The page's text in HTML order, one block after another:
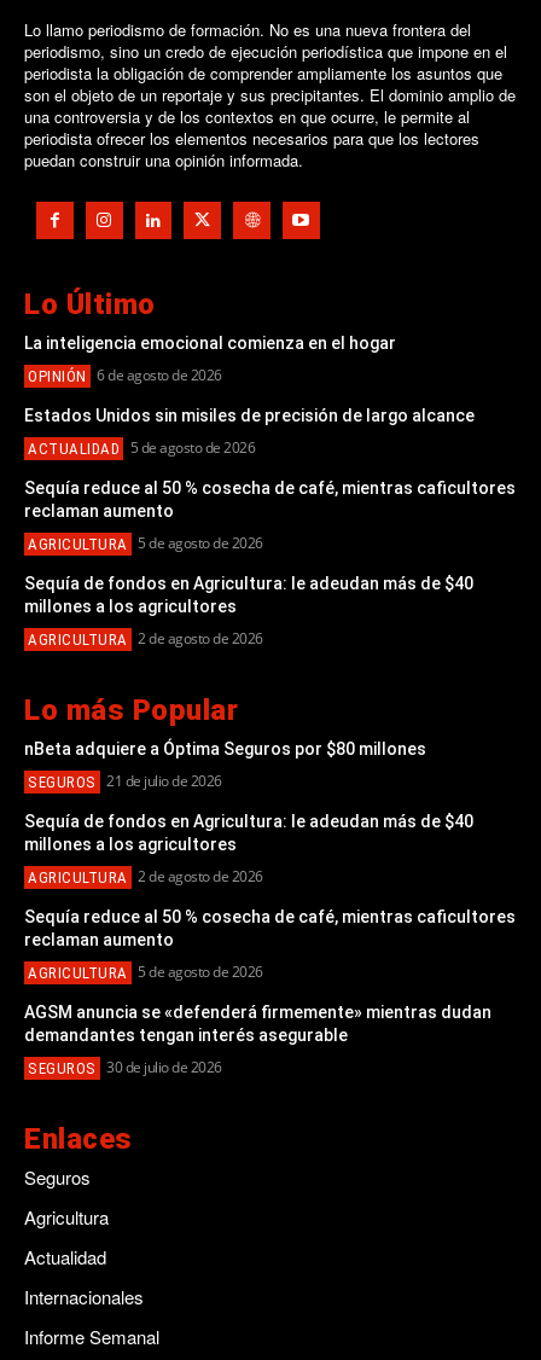
Lo llamo periodismo de formación. No es una nueva frontera del
periodismo, sino un credo de ejecución periodística que impone en el
periodista la obligación de comprender ampliamente los asuntos que
son el objeto de un reportaje y sus precipitantes. El dominio amplio de
una controversia y de los contextos en que ocurre, le permite al
periodista ofrecer los elementos necesarios para que los lectores
puedan construir una opinión informada.
Lo Último
La inteligencia emocional comienza en el hogar
OPINIÓN 6 de agosto de 2026
Estados Unidos sin misiles de precisión de largo alcance
ACTUALIDAD 5 de agosto de 2026
Sequía reduce al 50 % cosecha de café, mientras caficultores
reclaman aumento
AGRICULTURA 5 de agosto de 2026
Sequía de fondos en Agricultura: le adeudan más de $40
millones a los agricultores
AGRICULTURA 2 de agosto de 2026
Lo más Popular
nBeta adquiere a Óptima Seguros por $80 millones
SEGUROS 21 de julio de 2026
Sequía de fondos en Agricultura: le adeudan más de $40
millones a los agricultores
AGRICULTURA 2 de agosto de 2026
Sequía reduce al 50 % cosecha de café, mientras caficultores
reclaman aumento
AGRICULTURA 5 de agosto de 2026
AGSM anuncia se «defenderá firmemente» mientras dudan
demandantes tengan interés asegurable
SEGUROS 30 de julio de 2026
Enlaces
Seguros
Agricultura
Actualidad
Internacionales
Informe Semanal